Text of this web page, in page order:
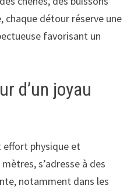
chaque détour réserve une
favorisant un
d’un joyau
effort physique et
s’adresse à des
notamment dans les